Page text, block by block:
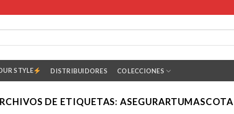
STYLE DISTRIBUIDORES COLECCIONES
DE ETIQUETAS:ASEGURARTUMASCOTA